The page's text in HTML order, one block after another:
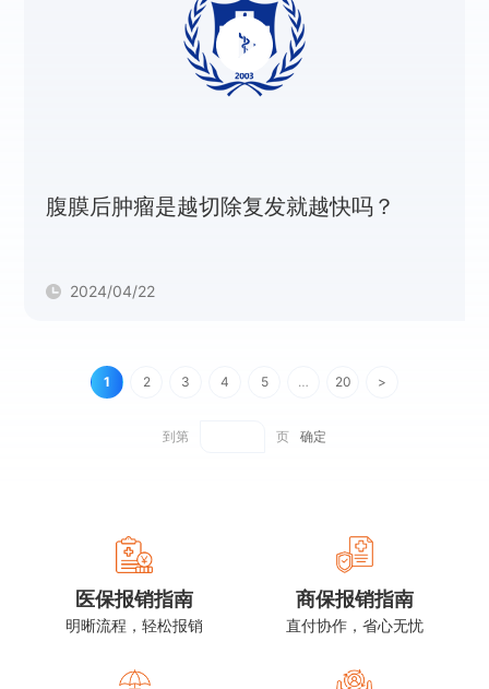
腹膜后肿瘤是越切除复发就越快吗？
2024/04/22
1 2 3 4 5 … 20 >
到第 页 确定
医保报销指南
明晰流程，轻松报销
商保报销指南
直付协作，省心无忧